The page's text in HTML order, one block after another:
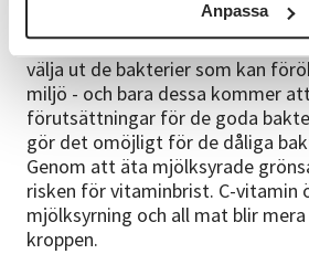
Anpassa
sig självförsörjande på grönt hela
mjölksyrar grönsaker låter vi
välja ut de bakterier som kan
miljö - och bara dessa kommer
förutsättningar för de goda
gör det omöjligt för de dåliga
Genom att äta mjölksyrade
risken för vitaminbrist. C-vitamin
mjölksyrning och all mat blir
kroppen.